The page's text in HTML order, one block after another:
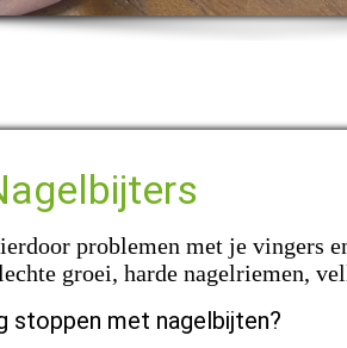
problemen met je
groei, harde nagelriemen,
stoppen met nagelbijten?